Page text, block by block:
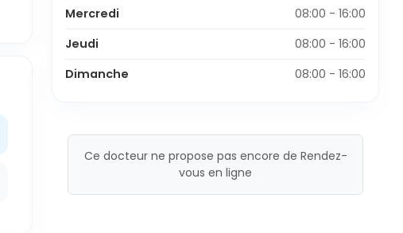
Mercredi
08:00 - 16:00
Jeudi
08:00 - 16:00
Dimanche
08:00 - 16:00
Ce docteur ne propose pas encore de Rendez-
vous en ligne